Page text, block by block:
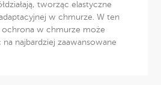
tworząc elastyczne
w chmurze. W ten
ochrona w chmurze może
najbardziej zaawansowane